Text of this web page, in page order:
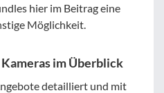
hier im Beitrag eine
Möglichkeit.
im Überblick
detailliert und mit